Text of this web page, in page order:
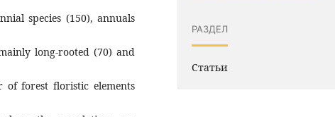
species (150), annuals
long-rooted (70) and
forest floristic elements
РАЗДЕЛ
Статьи